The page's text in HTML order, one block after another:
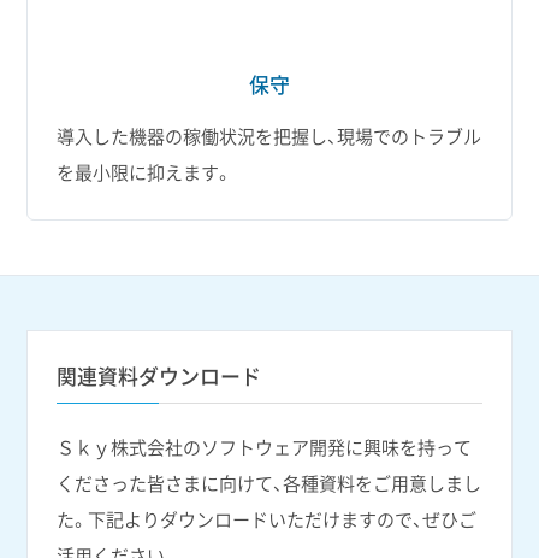
保守
導入した機器の稼働状況を把握し、現場でのトラブル
を最小限に抑えます。
関連資料ダウンロード
Ｓｋｙ株式会社のソフトウェア開発に興味を持って
くださった皆さまに向けて、各種資料をご用意しまし
た。下記よりダウンロードいただけますので、ぜひご